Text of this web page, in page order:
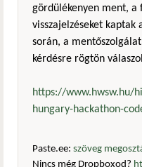
gördülékenyen ment, a
visszajelzéseket kaptak
során, a
kérdésre rögtön
https://www.hwsw.hu/
hungary-hackathon-
Paste.ee: szöveg
Nincs még Dropboxod?